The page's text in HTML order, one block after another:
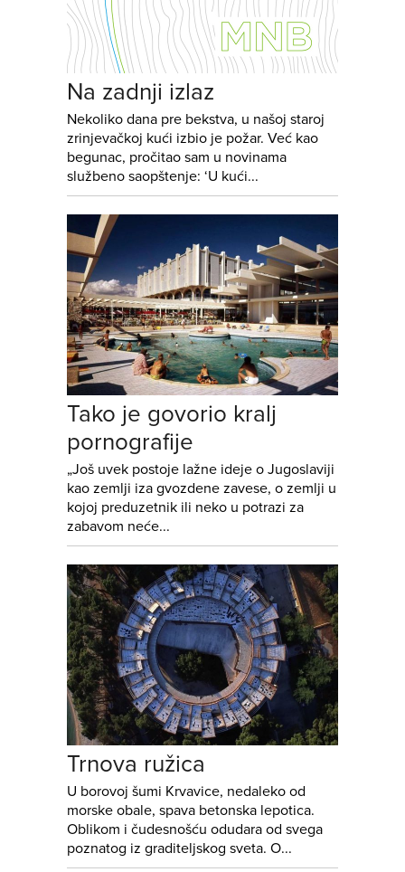
Na zadnji izlaz
Nekoliko dana pre bekstva, u našoj staroj
zrinjevačkoj kući izbio je požar. Već kao
begunac, pročitao sam u novinama
službeno saopštenje: ‘U kući...
Tako je govorio kralj
pornografije
„Još uvek postoje lažne ideje o Jugoslaviji
kao zemlji iza gvozdene zavese, o zemlji u
kojoj preduzetnik ili neko u potrazi za
zabavom neće...
Trnova ružica
U borovoj šumi Krvavice, nedaleko od
morske obale, spava betonska lepotica.
Oblikom i čudesnošću odudara od svega
poznatog iz graditeljskog sveta. O...